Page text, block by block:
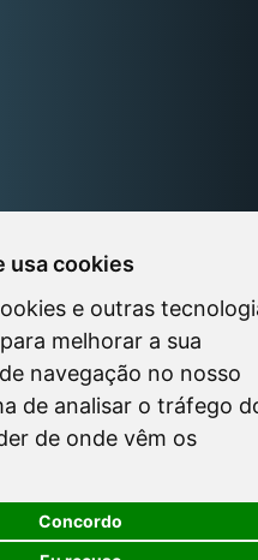
usa cookies
e outras
melhorar a sua
navegação no nosso
de analisar o tráfego
de onde vêm os
Concordo
feiras às 18 horas